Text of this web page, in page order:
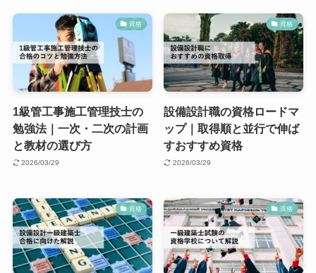
資格
1級管工事施工管理技士の
勉強法｜一次・二次の計画
と教材の選び方
2026/03/29
資格
設備設計職の資格ロードマ
ップ｜取得順と並行で伸ば
すおすすめ資格
2026/03/29
資格 資格